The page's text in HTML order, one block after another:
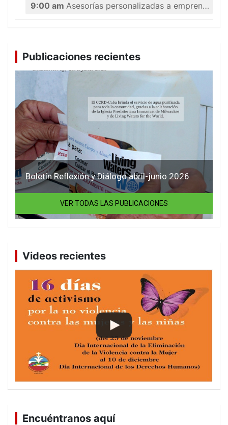
9:00 am Asesorías personalizadas a emprendedores
Publicaciones recientes
Boletín Reflexión y Diálogo abril-junio 2026
VER TODAS LAS PUBLICACIONES
Videos recientes
Encuéntranos aquí